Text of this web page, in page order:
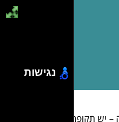
תקופת צינון
נגישות